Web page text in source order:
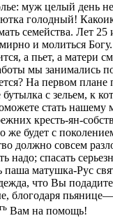
муж целый день
голодный!
семейства. Лет
и молиться
а пьет, а
мы занимались
На первом плане
с зельем, к
стать
кресть-ян-
будет с
должно совсем
спасать
матушка-Рус
что Вы
блогодаря
гь Вам на помощь!